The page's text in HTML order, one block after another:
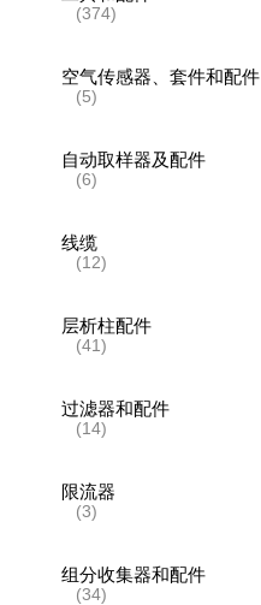
(374)
空气传感器、套件和配件
(5)
自动取样器及配件
(6)
线缆
(12)
层析柱配件
(41)
过滤器和配件
(14)
限流器
(3)
组分收集器和配件
(34)